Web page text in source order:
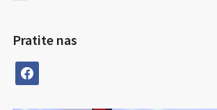
Pratite nas
facebook